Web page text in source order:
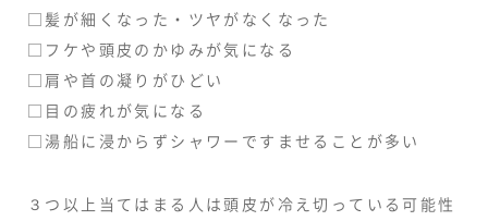
□髪が細くなった・ツヤがなくなった
□フケや頭皮のかゆみが気になる
□肩や首の凝りがひどい
□目の疲れが気になる
□湯船に浸からずシャワーですませることが多い
３つ以上当てはまる人は頭皮が冷え切っている可能性